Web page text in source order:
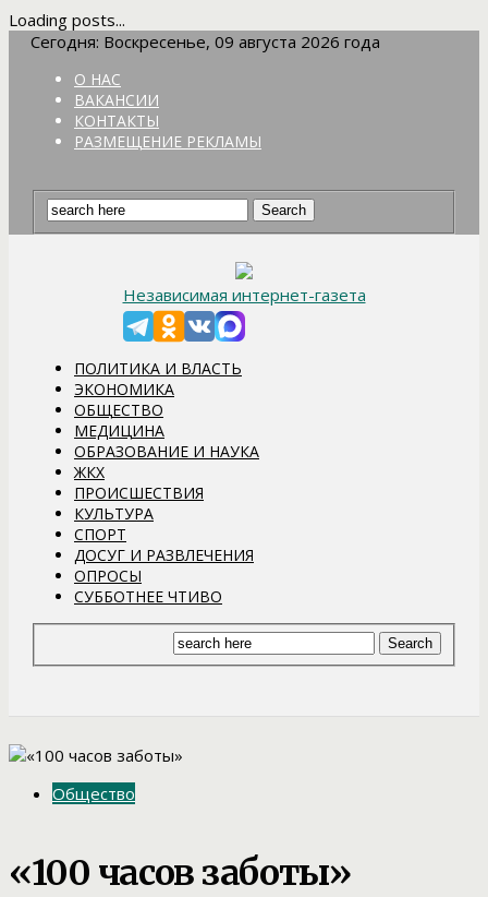
Loading posts...
Сегодня: Воскресенье, 09 августа 2026 года
О НАС
ВАКАНСИИ
КОНТАКТЫ
РАЗМЕЩЕНИЕ РЕКЛАМЫ
Независимая интернет-газета
ПОЛИТИКА И ВЛАСТЬ
ЭКОНОМИКА
ОБЩЕСТВО
МЕДИЦИНА
ОБРАЗОВАНИЕ И НАУКА
ЖКХ
ПРОИСШЕСТВИЯ
КУЛЬТУРА
СПОРТ
ДОСУГ И РАЗВЛЕЧЕНИЯ
ОПРОСЫ
СУББОТНЕЕ ЧТИВО
Общество
«100 часов заботы»